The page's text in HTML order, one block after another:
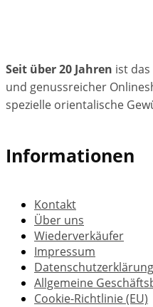
Seit über 20 Jahren ist
und genussreicher
spezielle orientalische
Informationen
Kontakt
Über uns
Wiederverkäufer
Impressum
Datenschutzerklärung
Allgemeine
Cookie-Richtlinie (EU)